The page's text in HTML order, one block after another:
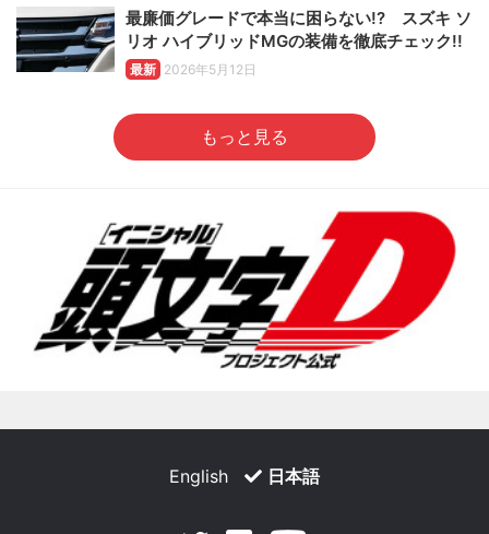
最廉価グレードで本当に困らない!? スズキ ソ
リオ ハイブリッドMGの装備を徹底チェック!!
最新 2026年5月12日
もっと見る
English 日本語